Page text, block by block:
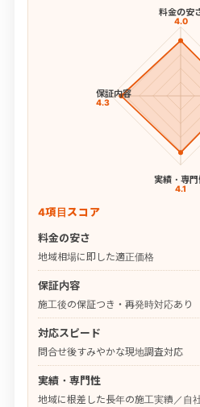
料金の安
4.0
実績・専
4.1
保証内容
4.3
4項目スコア
料金の安さ
地域相場に即した適正価格
保証内容
施工後の保証つき・再発時対応あり
対応スピード
問合せ後すみやかな現地調査対応
実績・専門性
地域に根差した長年の施工実績／自